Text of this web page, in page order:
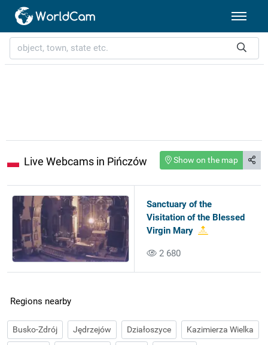
Live Webcams in Pińczów Show on the map
Sanctuary of the
Visitation of the Blessed
Virgin Mary
2 680
Regions nearby
Busko-Zdrój Jędrzejów Działoszyce Kazimierza Wielka